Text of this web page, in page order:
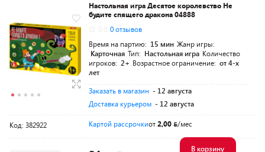
Настольная игра Десятое королевство Не
будите спящего дракона 04888
0 отзывов
Время на партию: 15 мин Жанр игры:
Карточная Тип: Настольная игра Количество
игроков: 2+ Возрастное ограничение: от 4-х
лет
Заказать в магазин - 12 августа
Доставка курьером - 12 августа
Код: 382922 Картой рассрочкиот2,00 /мес
В корзину